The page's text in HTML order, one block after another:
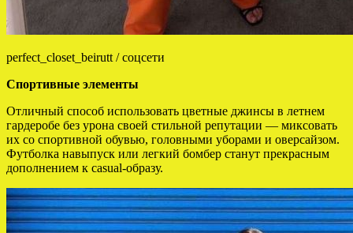
perfect_closet_beirutt / соцсети
Спортивные элементы
Отличный способ использовать цветные джинсы в летнем
гардеробе без урона своей стильной репутации — миксовать
их со спортивной обувью, головными уборами и оверсайзом.
Футболка навыпуск или легкий бомбер станут прекрасным
дополнением к casual-образу.